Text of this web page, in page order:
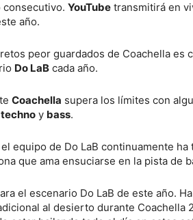
consecutivo. YouTube transmitirá en
año.
peor guardados de Coachella es
Do LaB cada año.
Coachella supera los límites con
techno y bass.
equipo de Do LaB continuamente
que ama ensuciarse en la pista de
el escenario Do LaB de este año.
al desierto durante Coachella